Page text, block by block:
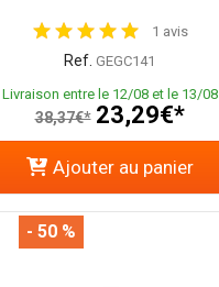
1 avis
Ref. GEGC141
Livraison entre le 12/08 et le 13/08
38,37€* 23,29€*
Ajouter au panier
- 50 %